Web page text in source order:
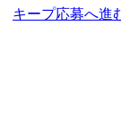
キープ応募へ進